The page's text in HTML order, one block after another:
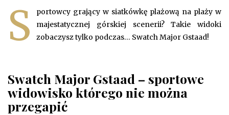
S
portowcy grający w siatkówkę plażową na plaży w
majestatycznej górskiej scenerii? Takie widoki
zobaczysz tylko podczas… Swatch Major Gstaad!
Swatch Major Gstaad – sportowe
widowisko którego nie można
przegapić